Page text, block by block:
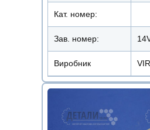
Кат. номер:
Зав. номер:
Виробник